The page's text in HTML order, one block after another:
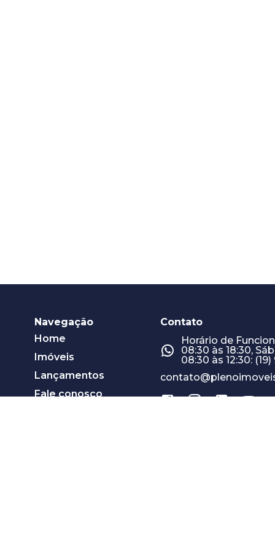
Navegação
Home
Imóveis
Lançamentos
Fale conosco
Contato
Horário de
08:30 às 18:30,
08:30 às 12:30: (19)